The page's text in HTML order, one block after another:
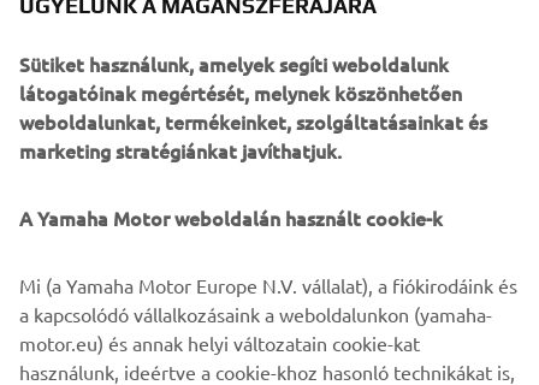
The development of the YE-01 Racing Concept will
Yamaha’s Motocross Test Riders as the project evolves in
preparation for the start of the MXEP championship.
ÜGYELÜNK A MAGÁNSZFÉRÁJÁRA
Sütiket használunk, amelyek segíti weboldalunk
látogatóinak megértését, melynek köszönhetően
weboldalunkat, termékeinket, szolgáltatásainkat és
marketing stratégiánkat javíthatjuk.
A Yamaha Motor weboldalán használt cookie-k
Mi (a Yamaha Motor Europe N.V. vállalat), a fiókirodáink és
a kapcsolódó vállalkozásaink a weboldalunkon (yamaha-
motor.eu) és annak helyi változatain cookie-kat
használunk, ideértve a cookie-khoz hasonló technikákat is,